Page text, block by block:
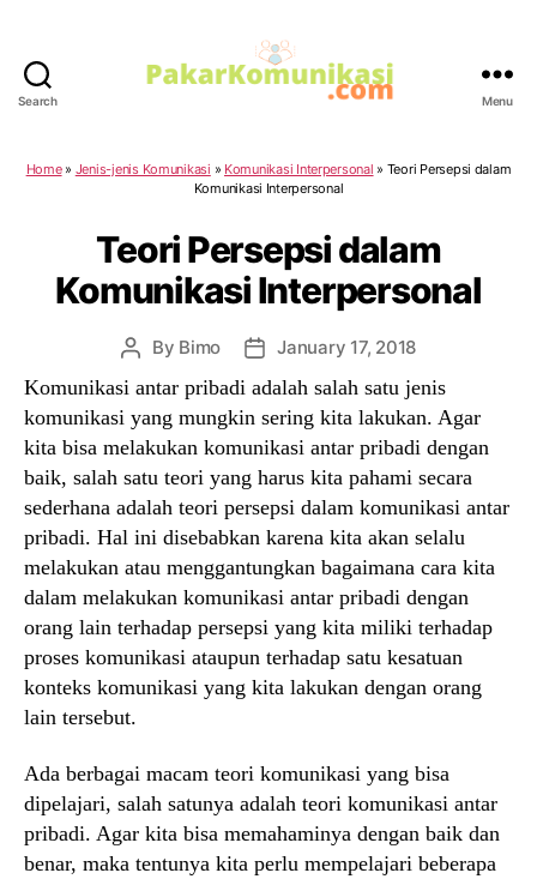
Search Menu
Home» Jenis-jenis Komunikasi » Komunikasi Interpersonal » Teori Persepsi dalam
Komunikasi Interpersonal
Teori Persepsi dalam
Komunikasi Interpersonal
Post
By Bimo
Post
date
January 17, 2018
Komunikasi antar pribadi adalah salah satu jenis
komunikasi yang mungkin sering kita lakukan. Agar
kita bisa melakukan komunikasi antar pribadi dengan
baik, salah satu teori yang harus kita pahami secara
sederhana adalah teori persepsi dalam komunikasi antar
pribadi. Hal ini disebabkan karena kita akan selalu
melakukan atau menggantungkan bagaimana cara kita
dalam melakukan komunikasi antar pribadi dengan
orang lain terhadap persepsi yang kita miliki terhadap
proses komunikasi ataupun terhadap satu kesatuan
konteks komunikasi yang kita lakukan dengan orang
lain tersebut.
Ada berbagai macam teori komunikasi yang bisa
dipelajari, salah satunya adalah teori komunikasi antar
pribadi. Agar kita bisa memahaminya dengan baik dan
benar, maka tentunya kita perlu mempelajari beberapa